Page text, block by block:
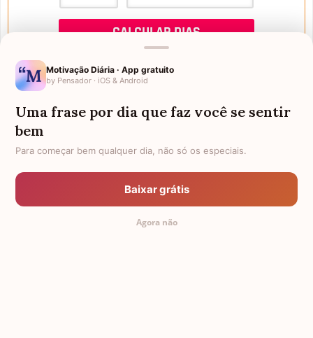
Mensagens de Aniversário
FALTAM 3 DIAS PARA O MEU
ANIVERSÁRIO
Motivação Diária · App gratuito
by Pensador · iOS & Android
Uma frase por dia que faz você se sentir
bem
Para começar bem qualquer dia, não só os especiais.
Baixar grátis
Agora não